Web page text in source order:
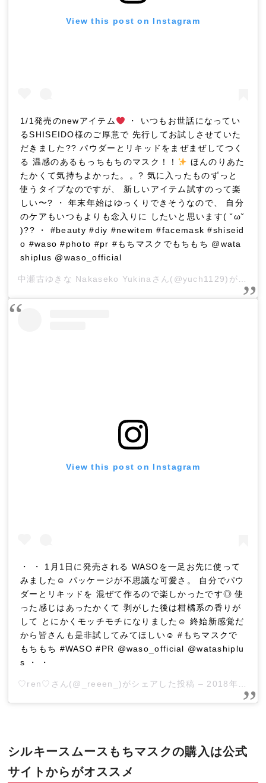
View this post on Instagram
1/1発売のnewアイテム
・ いつもお世話になってい
るSHISEIDO様のご厚意で 先行してお試しさせていた
だきました?? パウダーとリキッドをまぜまぜしてつく
る 温感のあるもっちもちのマスク！！
ほんのりあた
たかくて気持ちよかった。。? 気に入ったものずっと
使うタイプなのですが、 新しいアイテム試すのって楽
しい〜? ・ 年末年始はゆっくりできそうなので、 自分
のケアもいつもよりも念入りに したいと思います( ˘ω˘
)?? ・ #beauty #diy #newitem #facemask #shiseid
o #waso #photo #pr #もちマスクでもちもち @wata
shiplus @waso_official
中瀬古ゆきな Nakaseko Yukina さん(@yuch1129)がシェアした投稿 –
View this post on Instagram
・ ・ 1月1日に発売される WASOを一足お先に使って
みました☺︎ パッケージが不思議な可愛さ。 自分でパウ
ダーとリキッドを 混ぜて作るので楽しかったです◎ 使
った感じはあったかくて 剥がした後は柑橘系の香りが
して とにかくモッチモチになりました☺︎ 終始新感覚だ
から皆さんも是非試してみてほしい☺︎ #もちマスクで
もちもち #WASO #PR @waso_official @watashiplu
s ・ ・
♡ren♡ さん(@_reeen_)がシェアした投稿 – 2018年12月月30日午前4時41分PST
シルキースムースもちマスクの購入は公式
サイトからがオススメ